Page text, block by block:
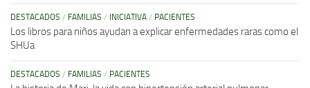
DESTACADOS / FAMILIAS / INICIATIVA / PACIENTES
Los libros para niños ayudan a explicar enfermedades raras como el
SHUa
DESTACADOS / FAMILIAS / PACIENTES